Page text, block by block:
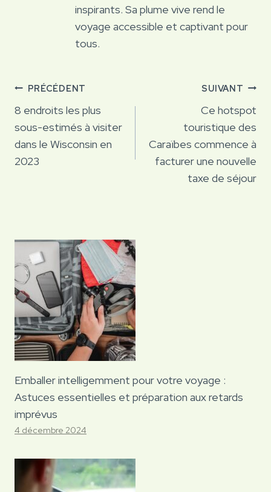
inspirants. Sa plume vive rend le
voyage accessible et captivant pour
tous.
Navigation
de
l’article
PRÉCÉDENT
8 endroits les plus
sous-estimés à visiter
dans le Wisconsin en
2023
SUIVANT
Ce hotspot
touristique des
Caraïbes commence à
facturer une nouvelle
taxe de séjour
Emballer intelligemment pour votre voyage :
Astuces essentielles et préparation aux retards
imprévus
4 décembre 2024